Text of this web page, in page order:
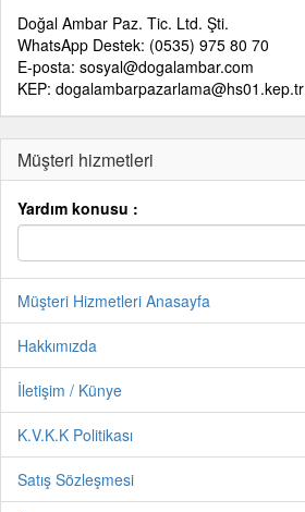
Doğal Ambar Paz. Tic. Ltd. Şti.
WhatsApp Destek: (0535) 975 80 70
E-posta: sosyal@dogalambar.com
KEP: dogalambarpazarlama@hs01.kep.tr
Müşteri hizmetleri
Yardım konusu :
Müşteri Hizmetleri Anasayfa
Hakkımızda
İletişim / Künye
K.V.K.K Politikası
Satış Sözleşmesi